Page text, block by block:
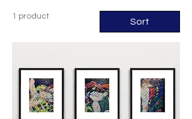
acrílica sobre lienzo 23 * 32 cm 2024
1 product
Sort